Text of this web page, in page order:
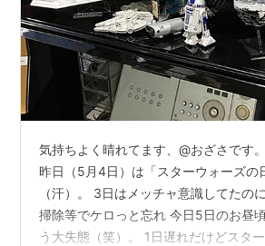
気持ちよく晴れてます、@おざさです
昨日（5月4日）は「スターウォーズの
（汗）。 3日はメッチャ意識してたの
掃除等でケロっと忘れ 今日5日のお昼
う大失態（笑）。 1日遅れだけどスタ